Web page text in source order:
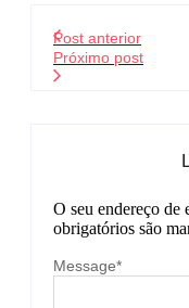
Post anterior
Próximo post
O seu endereço de
obrigatórios são
Message*